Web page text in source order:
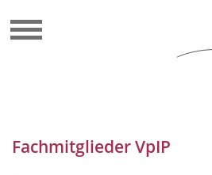
Fachmitglieder VpIP